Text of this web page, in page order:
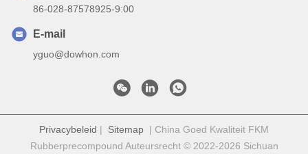
yguo@dowhon.com
Sitemap| China Goed Kwaliteit FKM
Rubberprecompound Auteursrecht © 2022-2026 Sichuan
Dowhon International Co., Ltd. Allemaal. Alle rechten
voorbehouden.